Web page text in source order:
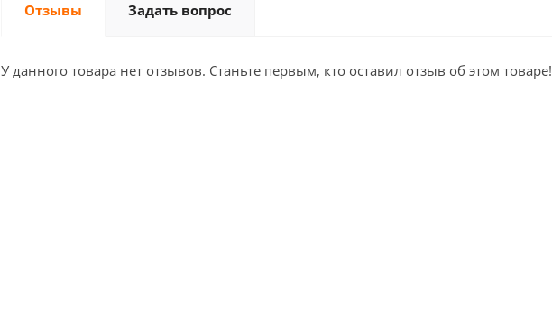
Отзывы Задать вопрос
У данного товара нет отзывов. Станьте первым, кто оставил отзыв об этом товаре!